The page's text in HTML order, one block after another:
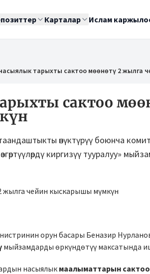
Карталар Ислам
тарыхты сактоо мөөнөтү 2 жылга
сактоо
өнүктүрүү боюнча
киргизүү тууралуу»
орун басары Беназир
мыйзамдарды өркүндөтүү максатында
насыялык маалыматтарын сактоо